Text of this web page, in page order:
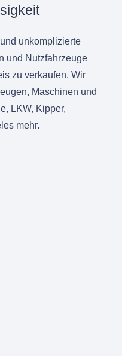
unkomplizierte
und Nutzfahrzeuge
zu verkaufen. Wir
Maschinen und
LKW, Kipper,
mehr.